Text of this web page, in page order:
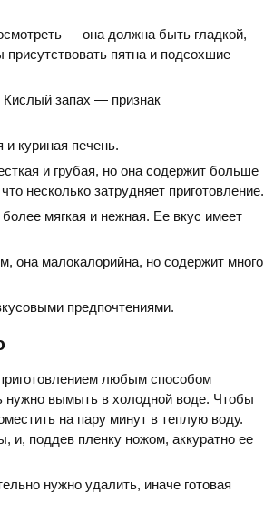
— она должна быть гладкой,
пятна и подсохшие
запах — признак
куриная печень.
и грубая, но она содержит больше
несколько затрудняет приготовление.
мягкая и нежная. Ее вкус имеет
она малокалорийна, но содержит много
предпочтениями.
любым способом
нужно вымыть в холодной воде. Чтобы
на пару минут в теплую воду.
и, поддев пленку ножом, аккуратно ее
нужно удалить, иначе готовая